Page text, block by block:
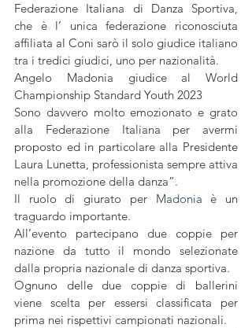
Federazione Italiana di Danza Sportiva,
che è l’ unica federazione riconosciuta
affiliata al Coni sarò il solo giudice italiano
tra i tredici giudici, uno per nazionalità.
Angelo Madonia giudice al World
Championship Standard Youth 2023
Sono davvero molto emozionato e grato
alla Federazione Italiana per avermi
proposto ed in particolare alla Presidente
Laura Lunetta, professionista sempre attiva
nella promozione della danza”.
Il ruolo di giurato per Madonia è un
traguardo importante.
All’evento partecipano due coppie per
nazione da tutto il mondo selezionate
dalla propria nazionale di danza sportiva.
Ognuno delle due coppie di ballerini
viene scelta per essersi classificata per
prima nei rispettivi campionati nazionali.